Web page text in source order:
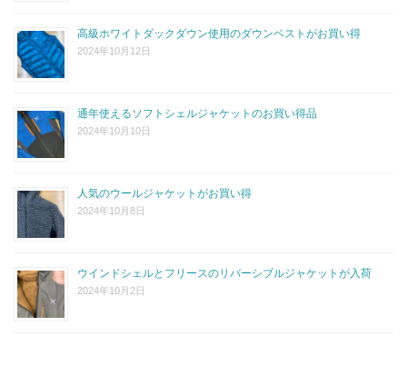
高級ホワイトダックダウン使用のダウンベストがお買い得
2024年10月12日
通年使えるソフトシェルジャケットのお買い得品
2024年10月10日
人気のウールジャケットがお買い得
2024年10月8日
ウインドシェルとフリースのリバーシブルジャケットが入荷
2024年10月2日